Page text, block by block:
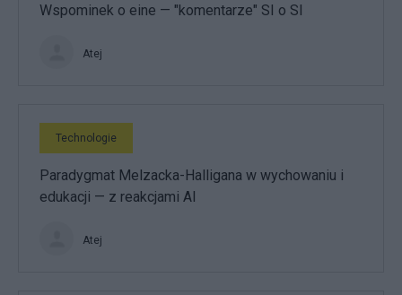
Wspominek o eine — "komentarze" SI o SI
Atej
Technologie
Paradygmat Melzacka-Halligana w wychowaniu i
edukacji — z reakcjami AI
Atej